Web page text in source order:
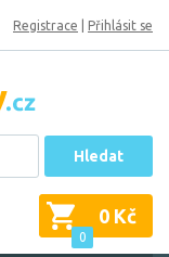
Registrace Přihlásit se
Hledat
0
0 Kč